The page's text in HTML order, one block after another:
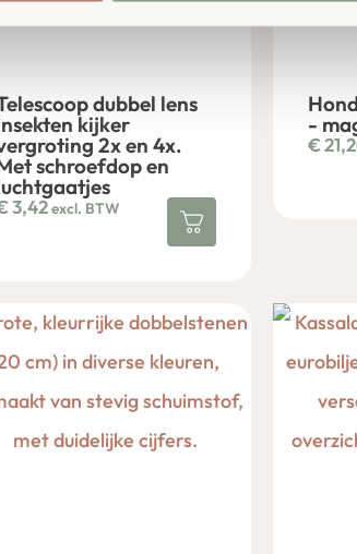
dubbel lens
kijker
2x en 4x.
schroefdop en
3,42excl. BTW
-
€